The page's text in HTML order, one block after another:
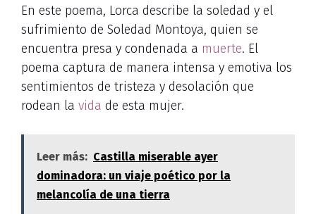
En este poema, Lorca describe la soledad y el
sufrimiento de Soledad Montoya, quien se
encuentra presa y condenada a muerte. El
poema captura de manera intensa y emotiva los
sentimientos de tristeza y desolación que
rodean la vida de esta mujer.
Leer más: Castilla miserable ayer
dominadora: un viaje poético por la
melancolía de una tierra